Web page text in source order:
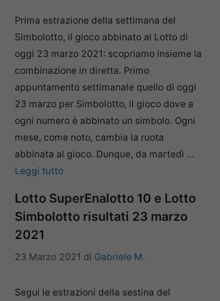
Prima estrazione della settimana del
Simbolotto, il gioco abbinato al Lotto di
oggi 23 marzo 2021: scopriamo insieme la
combinazione in diretta. Primo
appuntamento settimanale quello di oggi
23 marzo per Simbolotto, il gioco dove a
ogni numero è abbinato un simbolo. Ogni
mese, come noto, cambia la ruota
abbinata al gioco. Dunque, da martedì …
Leggi tutto
Lotto SuperEnalotto 10 e Lotto
Simbolotto risultati 23 marzo
2021
23 Marzo 2021 di Gabriele M.
Segui le estrazioni della sestina del